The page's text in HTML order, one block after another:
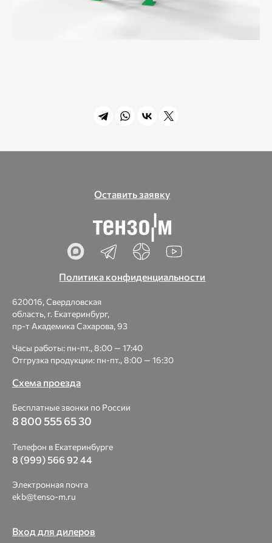
Оставить заявку
Политика конфиденциальности
620016, Свердловская
область, г. Екатеринбург,
пр-т Академика Сахарова, 93
Часы работы: пн-пт., 8:00 — 17:40
Отгрузка продукции: пн-пт., 8:00 — 16:30
Схема проезда
Бесплатные звонки по России
8 800 555 65 30
Телефон в Екатеринбурге
8 (999) 566 92 44
Электронная почта
ekb@tenso-m.ru
Вход для дилеров